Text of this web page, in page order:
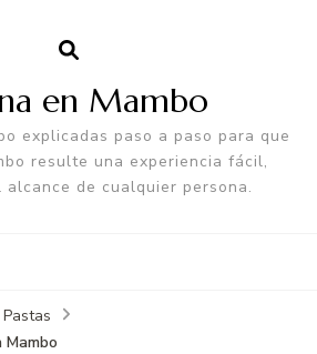
en Mambo
explicadas paso a paso para que
resulte una experiencia fácil,
de cualquier persona.
Pastas